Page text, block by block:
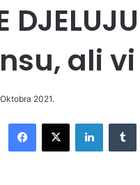
ali
2021.
Facebook
X LinkedIn